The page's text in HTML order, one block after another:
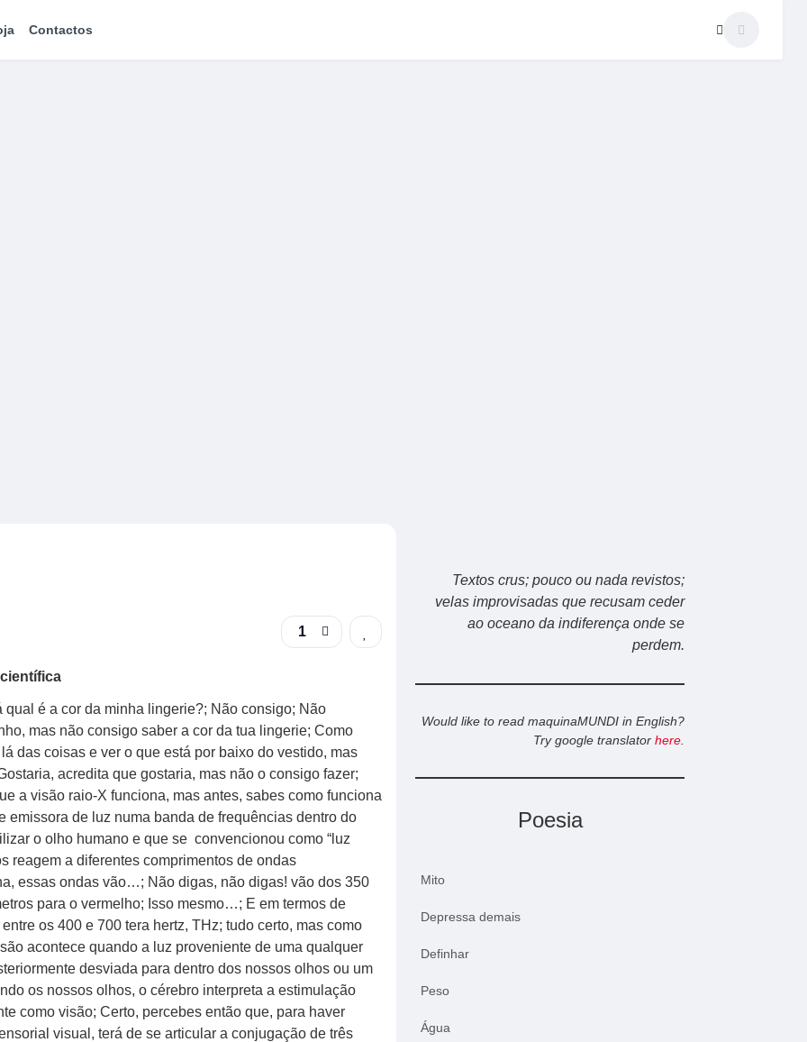
Contactos
1
é a cor da minha lingerie?; Não consigo; Não
mas não consigo saber a cor da tua lingerie; Como
das coisas e ver o que está por baixo do vestido, mas
acredita que gostaria, mas não o consigo fazer;
a visão raio-X funciona, mas antes, sabes como funciona
emissora de luz numa banda de frequências dentro do
o olho humano e que se convencionou como “luz
reagem a diferentes comprimentos de ondas
essas ondas vão…; Não digas, não digas! vão dos 350
para o vermelho; Isso mesmo…; E em termos de
os 400 e 700 tera hertz, THz; tudo certo, mas como
acontece quando a luz proveniente de uma qualquer
desviada para dentro dos nossos olhos ou um
os nossos olhos, o cérebro interpreta a estimulação
como visão; Certo, percebes então que, para haver
visual, terá de se articular a conjugação de três
Textos crus; pouco ou nada revistos;
velas improvisadas que recusam ceder
ao oceano da indiferença onde se
perdem.
Would like to read maquinaMUNDI in English?
Try google translator here.
Poesia
Mito
Depressa demais
Definhar
Peso
Água